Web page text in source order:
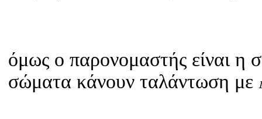
όμως ο παρονομαστής είναι η
σώματα κάνουν ταλάντωση με